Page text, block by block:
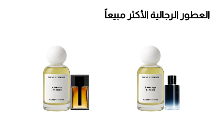
العطور الرجالية الأكثر مبيعاً